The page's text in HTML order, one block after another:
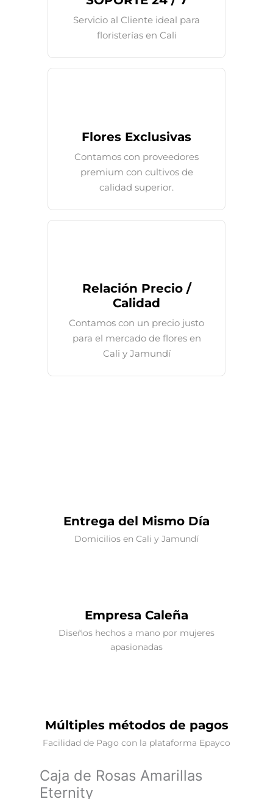
Servicio al Cliente ideal para
floristerías en Cali
Flores Exclusivas
Contamos con proveedores
premium con cultivos de
calidad superior.
Relación Precio /
Calidad
Contamos con un precio justo
para el mercado de flores en
Cali y Jamundí
Entrega del Mismo Día
Domicilios en Cali y Jamundí
Empresa Caleña
Diseños hechos a mano por mujeres
apasionadas
Múltiples métodos de pagos
Facilidad de Pago con la plataforma Epayco
Caja de Rosas Amarillas
Eternity